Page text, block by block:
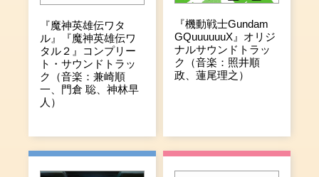
『魔神英雄伝ワタ
ル』『魔神英雄伝ワ
タル２』コンプリー
ト・サウンドトラッ
ク（音楽：兼崎順
一、門倉 聡、神林早
人）
『機動戦士Gundam
GQuuuuuuX』オリジ
ナルサウンドトラッ
ク（音楽：照井順
政、蓮尾理之）